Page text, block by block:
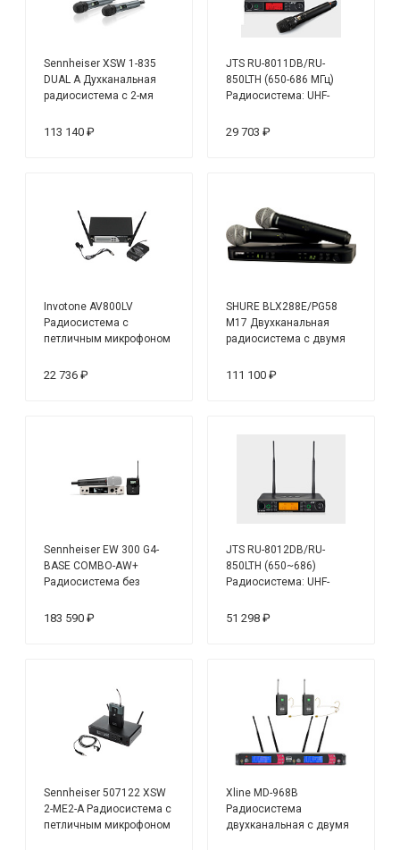
Sennheiser XSW 1-835
DUAL A Духканальная
радиосистема с 2-мя
113 140 ₽
JTS RU-8011DB/RU-
850LTH (650-686 МГц)
Радиосистема: UHF-
с ручным передатчиком
29 703 ₽
Invotone AV800LV
Радиосистема с
петличным микрофоном
22 736 ₽
SHURE BLX288E/PG58
M17 Двухканальная
радиосистема с двумя
PG58
111 100 ₽
Sennheiser EW 300 G4-
BASE COMBO-AW+
Радиосистема без
микрофона (470-558
183 590 ₽
JTS RU-8012DB/RU-
850LTH (650~686)
Радиосистема: UHF-
+ 2 UHF-передатчика
51 298 ₽
Sennheiser 507122 XSW
2-ME2-A Радиосистема с
петличным микрофоном
Xline MD-968B
Радиосистема
двухканальная c двумя